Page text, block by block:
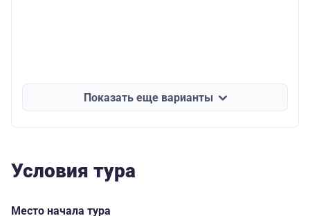
Показать еще варианты
Условия тура
Место начала тура